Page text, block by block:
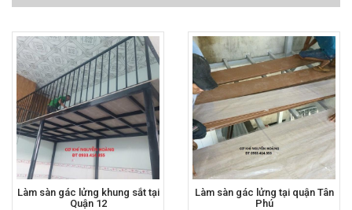
Làm sàn gác lửng khung sắt tại
Quận 12
Làm sàn gác lửng tại quận Tân
Phú